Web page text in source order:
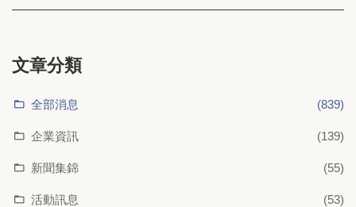
文章分類
全部消息 (839)
企業資訊 (139)
新聞集錦 (55)
活動訊息 (53)